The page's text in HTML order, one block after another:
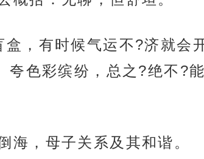
，有时候气运不?济就会
夸色彩缤纷，总之?绝不?
海，母子关系及其和谐。